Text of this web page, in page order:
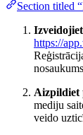
Section titled
https://
Aizpildiet
mediju
veido